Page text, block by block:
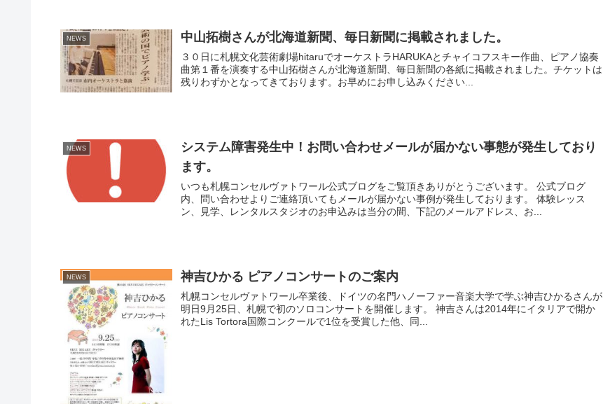
NEWS 中山拓樹さんが北海道新聞、毎日新聞に掲載されました。
３０日に札幌文化芸術劇場hitaruでオーケストラHARUKAとチャイコフスキー作曲、ピアノ協奏
曲第１番を演奏する中山拓樹さんが北海道新聞、毎日新聞の各紙に掲載されました。チケットは
残りわずかとなってきております。お早めにお申し込みください...
NEWS
システム障害発生中！お問い合わせメールが届かない事態が発生しており
ます。
いつも札幌コンセルヴァトワール公式ブログをご覧頂きありがとうございます。 公式ブログ
内、問い合わせよりご連絡頂いてもメールが届かない事例が発生しております。 体験レッス
ン、見学、レンタルスタジオのお申込みは当分の間、下記のメールアドレス、お...
NEWS 神吉ひかる ピアノコンサートのご案内
札幌コンセルヴァトワール卒業後、ドイツの名門ハノーファー音楽大学で学ぶ神吉ひかるさんが
明日9月25日、札幌で初のソロコンサートを開催します。 神吉さんは2014年にイタリアで開か
れたLis Tortora国際コンクールで1位を受賞した他、同...